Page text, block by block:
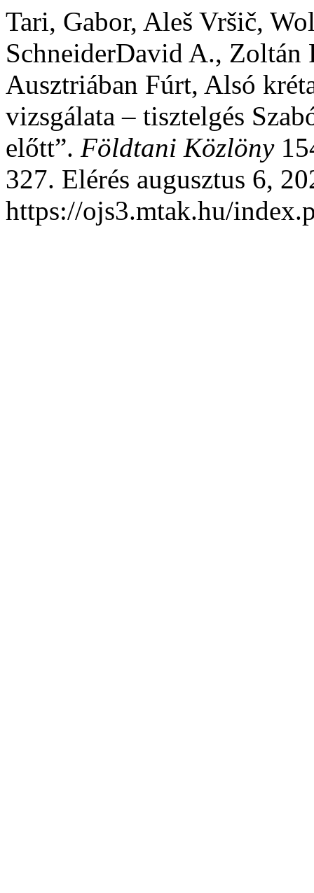
Tari, Gabor, Aleš Vršič,
SchneiderDavid A., Zoltán
Ausztriában Fúrt, Alsó
vizsgálata – tisztelgés
előtt”. Földtani Közlöny
327. Elérés augusztus 6,
https://ojs3.mtak.hu/